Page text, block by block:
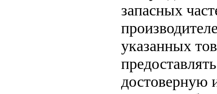
запасных
указанных
достоверную